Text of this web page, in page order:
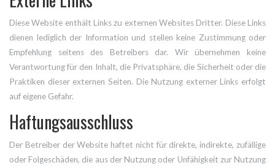
Diese Website enthält Links zu externen Websites Dritter. Diese Links
dienen lediglich der Information und stellen keine Zustimmung oder
Empfehlung seitens des Betreibers dar. Wir übernehmen keine
Verantwortung für den Inhalt, die Privatsphäre, die Sicherheit oder die
Praktiken dieser externen Seiten. Die Nutzung externer Links erfolgt
auf eigene Gefahr.
Haftungsausschluss
Der Betreiber der Website haftet nicht für direkte, indirekte, zufällige
oder Folgeschäden, die aus der Nutzung oder Unfähigkeit zur Nutzung